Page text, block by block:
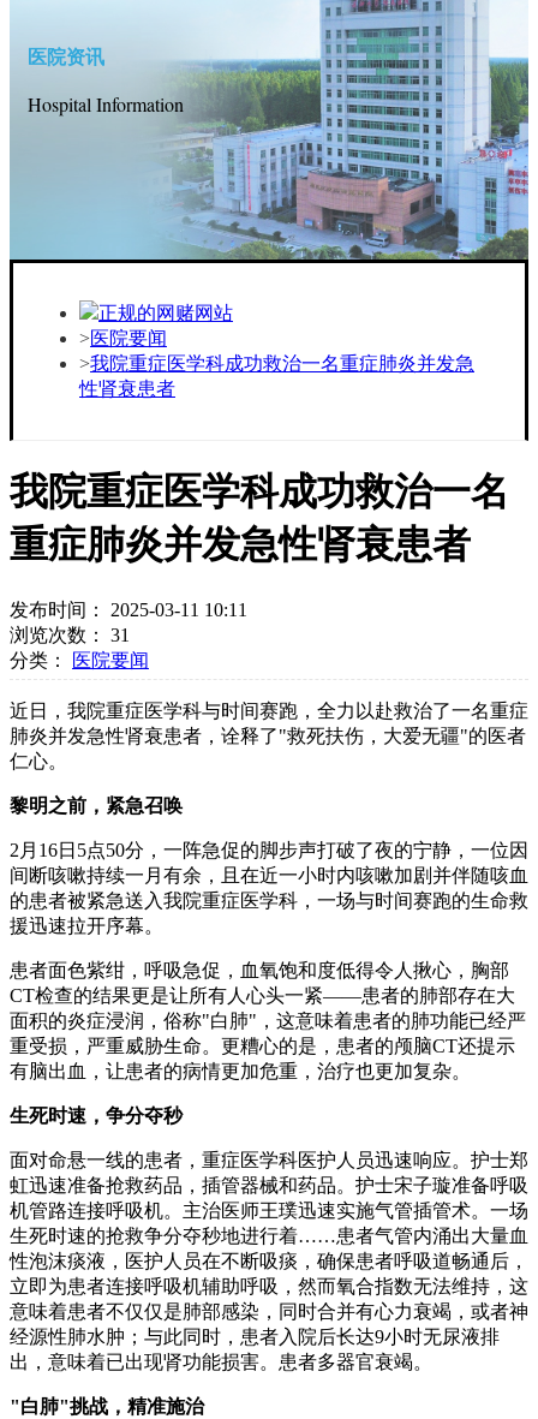
医院资讯
Hospital Information
正规的网赌网站
医院要闻
我院重症医学科成功救治一名重症肺炎并发急
性肾衰患者
我院重症医学科成功救治一名
重症肺炎并发急性肾衰患者
发布时间： 2025-03-11 10:11
浏览次数： 31
分类：
医院要闻
近日，我院重症医学科与时间赛跑，全力以赴救治了一名重症
肺炎并发急性肾衰患者，诠释了"救死扶伤，大爱无疆"的医者
仁心。
黎明之前，紧急召唤
2月16日5点50分，一阵急促的脚步声打破了夜的宁静，一位因
间断咳嗽持续一月有余，且在近一小时内咳嗽加剧并伴随咳血
的患者被紧急送入我院重症医学科，一场与时间赛跑的生命救
援迅速拉开序幕。
患者面色紫绀，呼吸急促，血氧饱和度低得令人揪心，胸部
CT检查的结果更是让所有人心头一紧——患者的肺部存在大
面积的炎症浸润，俗称"白肺"，这意味着患者的肺功能已经严
重受损，严重威胁生命。更糟心的是，患者的颅脑CT还提示
有脑出血，让患者的病情更加危重，治疗也更加复杂。
生死时速，争分夺秒
面对命悬一线的患者，重症医学科医护人员迅速响应。护士郑
虹迅速准备抢救药品，插管器械和药品。护士宋子璇准备呼吸
机管路连接呼吸机。主治医师王璞迅速实施气管插管术。一场
生死时速的抢救争分夺秒地进行着……患者气管内涌出大量血
性泡沫痰液，医护人员在不断吸痰，确保患者呼吸道畅通后，
立即为患者连接呼吸机辅助呼吸，然而氧合指数无法维持，这
意味着患者不仅仅是肺部感染，同时合并有心力衰竭，或者神
经源性肺水肿；与此同时，患者入院后长达9小时无尿液排
出，意味着已出现肾功能损害。患者多器官衰竭。
"白肺"挑战，精准施治